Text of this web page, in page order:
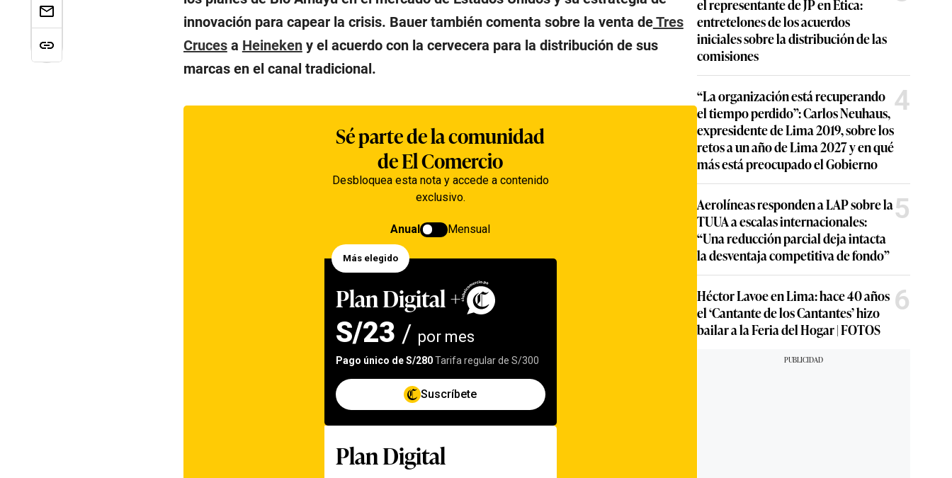
innovación para capear la crisis. Bauer también comenta sobre la venta deTres
Crucesa Heinekeny el acuerdo con la cervecera para la distribución de sus
marcas en el canal tradicional.
el representante de JP en Ética:
entretelones de los acuerdos
iniciales sobre la distribución de las
comisiones
“La organización está recuperando
el tiempo perdido”: Carlos Neuhaus,
expresidente de Lima 2019, sobre los
retos a un año de Lima 2027 y en qué
más está preocupado el Gobierno
4
Aerolíneas responden a LAP sobre la
TUUA a escalas internacionales:
“Una reducción parcial deja intacta
la desventaja competitiva de fondo”
5
Héctor Lavoe en Lima: hace 40 años
el ‘Cantante de los Cantantes’ hizo
bailar a la Feria del Hogar | FOTOS
6